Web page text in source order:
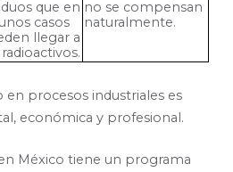
que en
casos
llegar a
no se compensan
naturalmente.
en procesos industriales es
económica y profesional.
México tiene un programa